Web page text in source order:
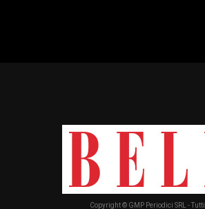
Copyright © GMP Periodici SRL -